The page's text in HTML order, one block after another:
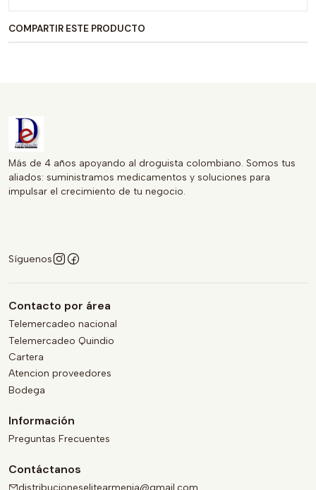
COMPARTIR ESTE PRODUCTO
Más de 4 años apoyando al droguista colombiano. Somos tus
aliados: suministramos medicamentos y soluciones para
impulsar el crecimiento de tu negocio.
Síguenos
Contacto por área
Telemercadeo nacional
Telemercadeo Quindio
Cartera
Atencion proveedores
Bodega
Información
Preguntas Frecuentes
Contáctanos